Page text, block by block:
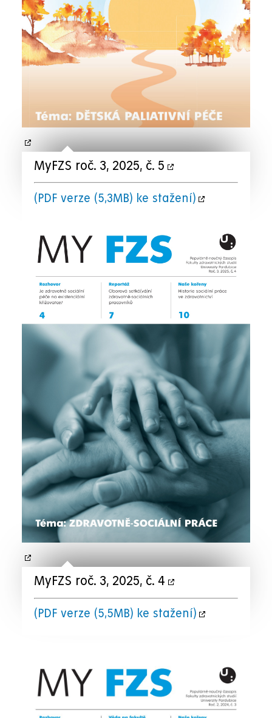
MyFZS roč. 3, 2025, č. 5
(PDF verze (5,3MB) ke stažení)
MyFZS roč. 3, 2025, č. 4
(PDF verze (5,5MB) ke stažení)